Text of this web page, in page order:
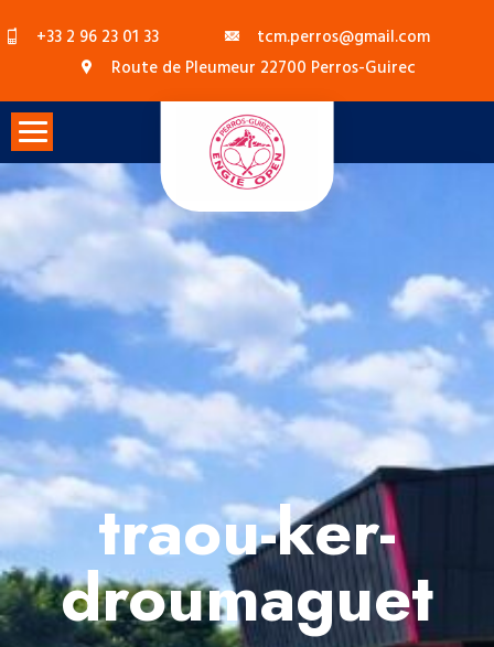
to
+33 2 96 23 01 33
tcm.perros@gmail.com
Route de Pleumeur 22700 Perros-Guirec
traou-ker-
droumaguet